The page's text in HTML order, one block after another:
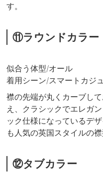
す。
⑪ラウンドカラー
似合う体型/オール
着用シーン/スマートカジ
襟の先端が丸くカーブし
え、クラシックでエレガ
ック仕様になっているデ
も人気の英国スタイルの襟
⑫タブカラー